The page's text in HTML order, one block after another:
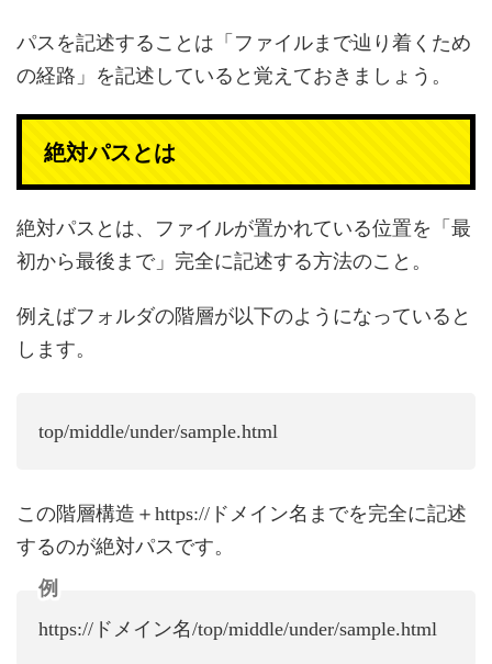
パスを記述することは「ファイルまで辿り着くため
の経路」を記述していると覚えておきましょう。
絶対パスとは
絶対パスとは、ファイルが置かれている位置を「最
初から最後まで」完全に記述する方法のこと。
例えばフォルダの階層が以下のようになっていると
します。
top/middle/under/sample.html
この階層構造＋https://ドメイン名までを完全に記述
するのが絶対パスです。
例
https://ドメイン名/top/middle/under/sample.html